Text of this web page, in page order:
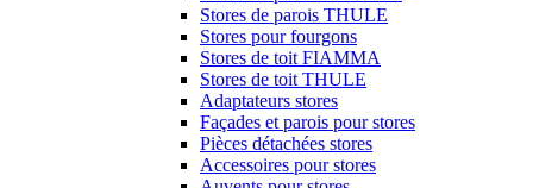
Stores de parois THULE
Stores pour fourgons
Stores de toit FIAMMA
Stores de toit THULE
Adaptateurs stores
Façades et parois pour stores
Pièces détachées stores
Accessoires pour stores